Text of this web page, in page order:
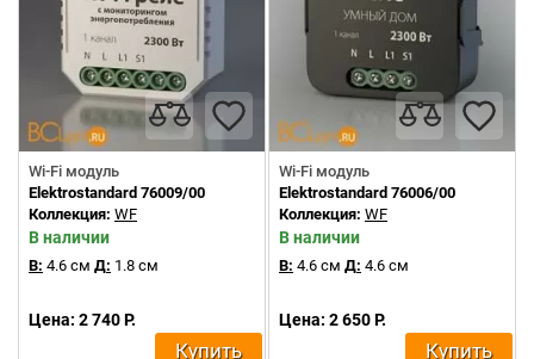
Wi-Fi модуль
Elektrostandard 76009/00
Коллекция: WF
В наличии
В: 4.6 см Д: 1.8 см
Цена: 2 740 Р.
Купить
Wi-Fi модуль
Elektrostandard 76006/00
Коллекция: WF
В наличии
В: 4.6 см Д: 4.6 см
Цена: 2 650 Р.
Купить